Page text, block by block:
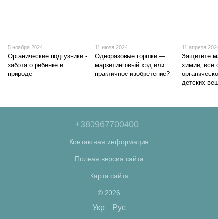
5 ноября 2024
Органические подгузники -
забота о ребенке и
природе
11 июля 2024
Одноразовые горшки —
маркетинговый ход или
практичное изобретение?
11 апреля
Защитите
химии, все
детских
+380967700400
Контактная информация
Полная версия сайта
Карта сайта
© 2026
Укр Рус